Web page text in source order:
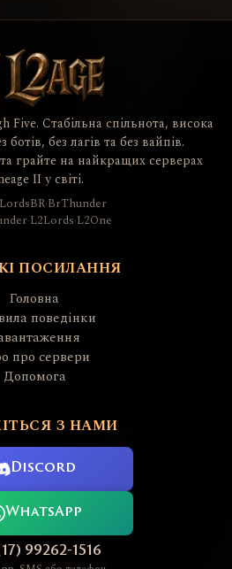
Стабільна спільнота, висока
без лагів та без вайпів.
грайте на найкращих серверах
II у світі.
LordsBR·BrThunder
·L2Lords·L2One
ПОСИЛАННЯ
Головна
поведінки
про сервери
Допомога
З НАМИ
Discord
WhatsApp
99262-1516